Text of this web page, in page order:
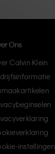
Ons
Calvin Klein
instellingen